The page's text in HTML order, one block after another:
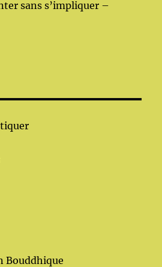
sans s’impliquer –
Bouddhique